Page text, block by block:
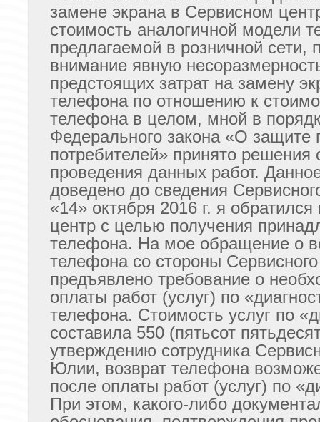
замене экрана в Сервисном
стоимость аналогичной модели
предлагаемой в розничной сети,
внимание явную
предстоящих затрат на замену
телефона по отношению к
телефона в целом, мной в
Федерального закона «О защите
потребителей» принято решения
проведения данных работ.
доведено до сведения
«14» октября 2016 г. я
центр с целью получения
телефона. На мое обращение о
телефона со стороны
предъявлено требование о
оплаты работ (услуг) по
телефона. Стоимость услуг по
составила 550 (пятьсот
утверждению сотрудника
Юлии, возврат телефона
после оплаты работ (услуг) по
При этом, какого-либо